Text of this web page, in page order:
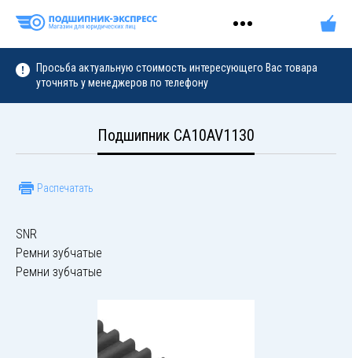
Просьба актуальную стоимость интересующего Вас товара
уточнять у менеджеров по телефону
Подшипник CA10AV1130
Распечатать
SNR
Ремни зубчатые
Ремни зубчатые